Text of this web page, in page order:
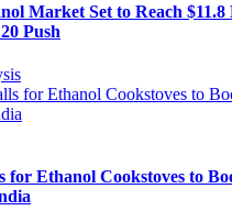
Market Set to Reach
Push
for Ethanol Cookstoves to